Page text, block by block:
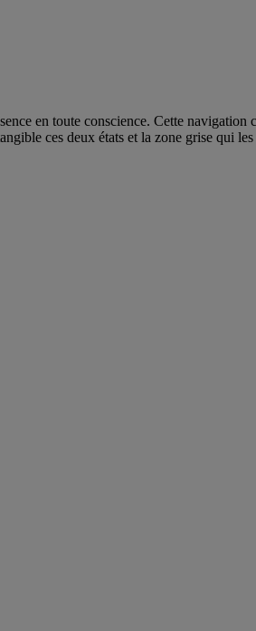
en toute conscience. Cette
ces deux états et la zone grise qui les